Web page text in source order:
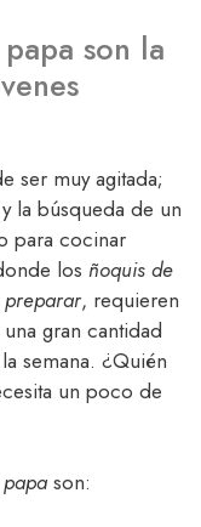
son la
ser muy agitada;
la búsqueda de un
para cocinar
los ñoquis de
, requieren
gran cantidad
semana. ¿Quién
un poco de
son: